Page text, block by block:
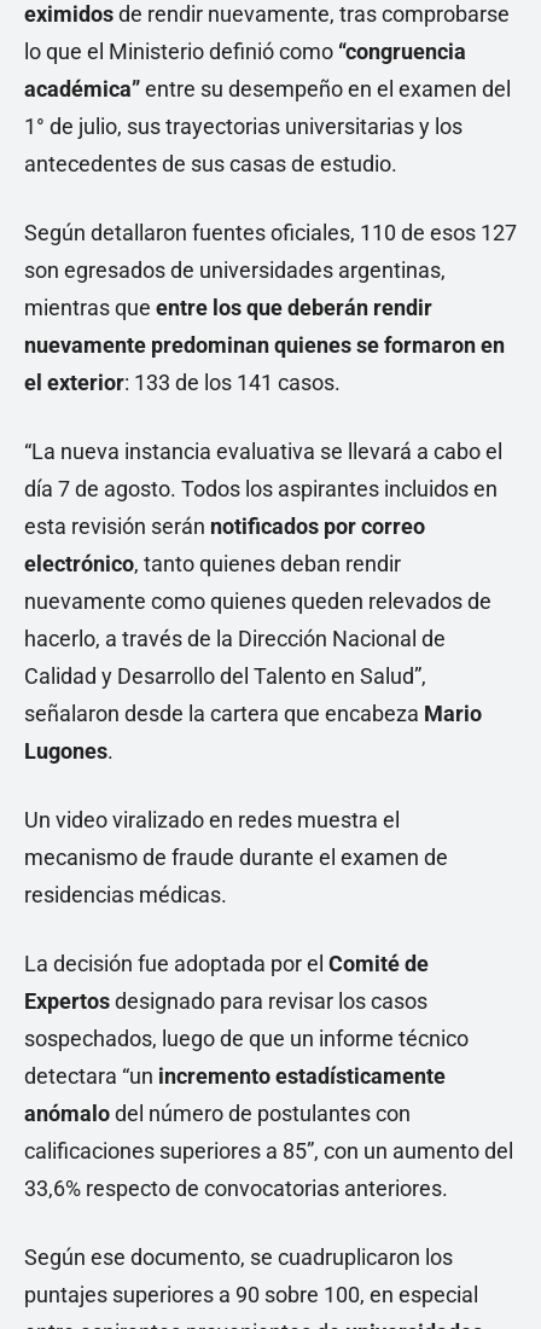
eximidosde rendir nuevamente, tras comprobarse
lo que el Ministerio definió como “congruencia
académica”entre su desempeño en el examen del
1° de julio, sus trayectorias universitarias y los
antecedentes de sus casas de estudio.
Según detallaron fuentes oficiales, 110 de esos 127
son egresados de universidades argentinas,
mientras que entre los que deberán rendir
nuevamente predominan quienes se formaron en
el exterior: 133 de los 141 casos.
“La nueva instancia evaluativa se llevará a cabo el
día 7 de agosto. Todos los aspirantes incluidos en
esta revisión serán notificados por correo
electrónico, tanto quienes deban rendir
nuevamente como quienes queden relevados de
hacerlo, a través de la Dirección Nacional de
Calidad y Desarrollo del Talento en Salud”,
señalaron desde la cartera que encabeza Mario
Lugones.
Un video viralizado en redes muestra el
mecanismo de fraude durante el examen de
residencias médicas.
La decisión fue adoptada por el Comité de
Expertosdesignado para revisar los casos
sospechados, luego de que un informe técnico
detectara “un incremento estadísticamente
anómalodel número de postulantes con
calificaciones superiores a 85”, con un aumento del
33,6% respecto de convocatorias anteriores.
Según ese documento, se cuadruplicaron los
puntajes superiores a 90 sobre 100, en especial